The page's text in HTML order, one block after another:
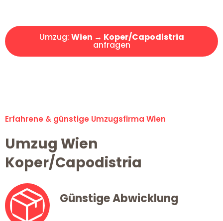
Umzug: Wien → Koper/Capodistria
anfragen
Erfahrene & günstige Umzugsfirma Wien
Umzug Wien
Koper/Capodistria
Günstige Abwicklung